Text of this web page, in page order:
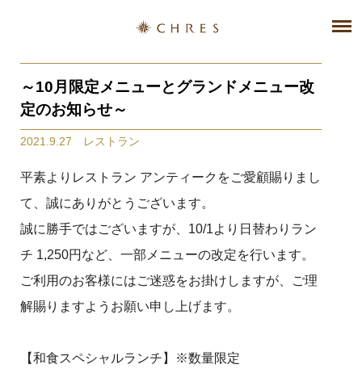
～10月限定メニューとグランドメニュー改
定のお知らせ～
2021.9.27 レストラン
平素よりレストラン アンティークをご愛顧賜りまし
て、誠にありがとうございます。
誠に勝手ではございますが、10/1より日替わりラン
チ 1,250円など、一部メニューの改定を行います。
ご利用のお客様にはご迷惑をお掛けしますが、ご理
解賜りますようお願い申し上げます。
【和食スペシャルランチ】※数量限定